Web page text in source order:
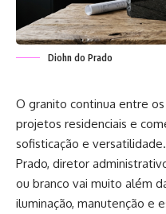
Diohn do Prado
O granito continua entre
projetos residenciais e
sofisticação e
Prado, diretor
ou branco vai muito além
iluminação, manutenção e